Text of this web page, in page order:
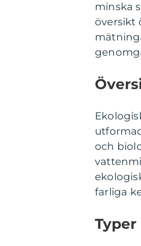
minska
översikt
och
farliga